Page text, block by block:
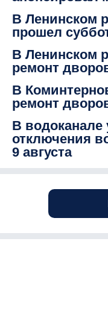
В Ленинском
прошел
В Ленинском
ремонт
В
ремонт
В
отключения
9 августа